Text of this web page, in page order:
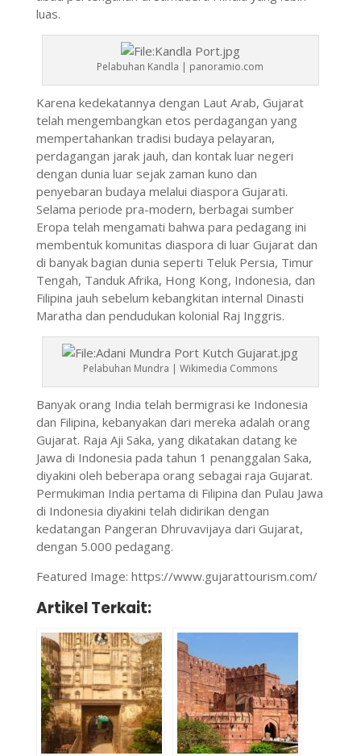
luas.
Pelabuhan Kandla | panoramio.com
Karena kedekatannya dengan Laut Arab, Gujarat
telah mengembangkan etos perdagangan yang
mempertahankan tradisi budaya pelayaran,
perdagangan jarak jauh, dan kontak luar negeri
dengan dunia luar sejak zaman kuno dan
penyebaran budaya melalui diaspora Gujarati.
Selama periode pra-modern, berbagai sumber
Eropa telah mengamati bahwa para pedagang ini
membentuk komunitas diaspora di luar Gujarat dan
di banyak bagian dunia seperti Teluk Persia, Timur
Tengah, Tanduk Afrika, Hong Kong, Indonesia, dan
Filipina jauh sebelum kebangkitan internal Dinasti
Maratha dan pendudukan kolonial Raj Inggris.
Pelabuhan Mundra | Wikimedia Commons
Banyak orang India telah bermigrasi ke Indonesia
dan Filipina, kebanyakan dari mereka adalah orang
Gujarat. Raja Aji Saka, yang dikatakan datang ke
Jawa di Indonesia pada tahun 1 penanggalan Saka,
diyakini oleh beberapa orang sebagai raja Gujarat.
Permukiman India pertama di Filipina dan Pulau Jawa
di Indonesia diyakini telah didirikan dengan
kedatangan Pangeran Dhruvavijaya dari Gujarat,
dengan 5.000 pedagang.
Featured Image: https://www.gujarattourism.com/
Artikel Terkait: